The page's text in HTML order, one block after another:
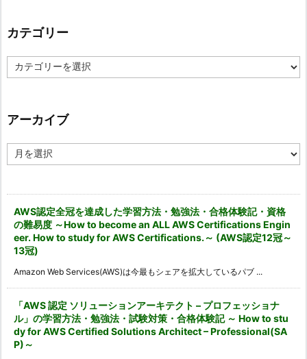
カテゴリー
テ
ー
アーカイブ
ー
AWS認定全冠を達成した学習方法・勉強法・合格体験記・資格
の難易度 ～How to become an ALL AWS Certifications Engin
eer. How to study for AWS Certifications.～ (AWS認定12冠～
13冠)
Amazon Web Services(AWS)は今最もシェアを拡大しているパブ ...
「AWS 認定 ソリューションアーキテクト – プロフェッショナ
ル」の学習方法・勉強法・試験対策・合格体験記 ～ How to stu
dy for AWS Certified Solutions Architect – Professional(SA
P)～